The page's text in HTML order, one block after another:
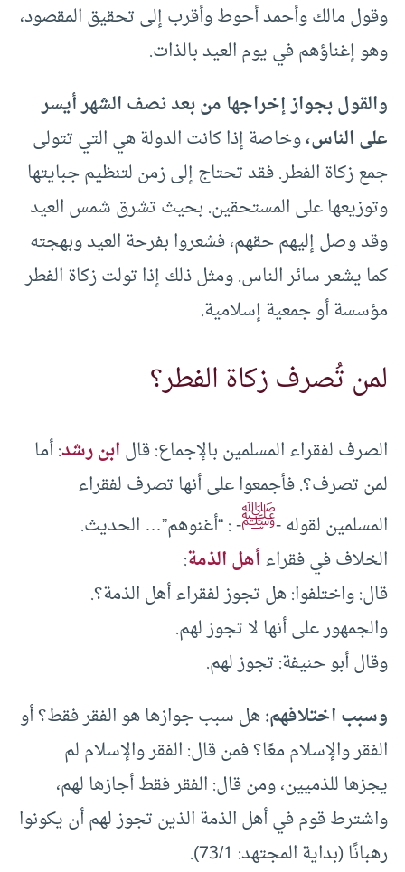
وقول مالك وأحمد أحوط وأقرب إلى تحقيق المقصود،
وهو إغناؤهم في يوم العيد بالذات.
والقول بجواز إخراجها من بعد نصف الشهر أيسر
على الناس،وخاصة إذا كانت الدولة هي التي تتولى
جمع زكاة الفطر. فقد تحتاج إلى زمن لتنظيم جبايتها
وتوزيعها على المستحقين. بحيث تشرق شمس العيد
وقد وصل إليهم حقهم، فشعروا بفرحة العيد وبهجته
كما يشعر سائر الناس. ومثل ذلك إذا تولت زكاة الفطر
مؤسسة أو جمعية إسلامية.
لمن تُصرف زكاة الفطر؟
الصرف لفقراء المسلمين بالإجماع: قالابن رشد: أما
لمن تصرف؟. فأجمعوا على أنها تصرف لفقراء
المسلمين لقوله -ﷺ- : “أغنوهم”… الحديث.
الخلاف في فقراءأهل الذمة:
قال: واختلفوا: هل تجوز لفقراء أهل الذمة؟.
والجمهور على أنها لا تجوز لهم.
وقال أبو حنيفة: تجوز لهم.
وسبب اختلافهم:هل سبب جوازها هو الفقر فقط؟ أو
الفقر والإسلام معًا؟ فمن قال: الفقر والإسلام لم
يجزها للذميين، ومن قال: الفقر فقط أجازها لهم،
واشترط قوم في أهل الذمة الذين تجوز لهم أن يكونوا
رهبانًا (بداية المجتهد: 73/1).